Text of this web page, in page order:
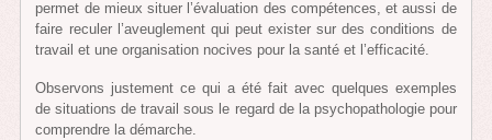
permet de mieux situer l’évaluation des compétences, et aussi de
faire reculer l’aveuglement qui peut exister sur des conditions de
travail et une organisation nocives pour la santé et l’efficacité.
Observons justement ce qui a été fait avec quelques exemples
de situations de travail sous le regard de la psychopathologie pour
comprendre la démarche.